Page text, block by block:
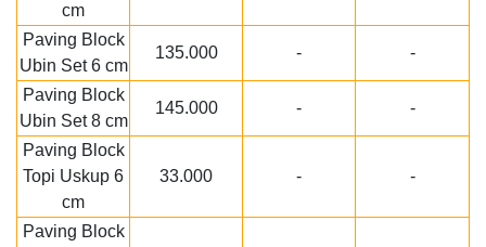
cm
Paving Block
Ubin Set 6 cm
135.000 - -
Paving Block
Ubin Set 8 cm
145.000 - -
Paving Block
Topi Uskup 6
cm
33.000 - -
Paving Block